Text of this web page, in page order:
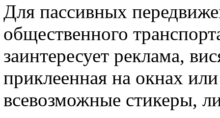
Для пассивных
общественного
заинтересует реклама,
приклеенная на окнах
всевозможные стикеры,